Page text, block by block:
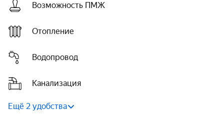
Возможность ПМЖ
Отопление
Водопровод
Канализация
Ещё 2 удобства